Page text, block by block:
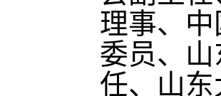
理事、
委员、
任、山